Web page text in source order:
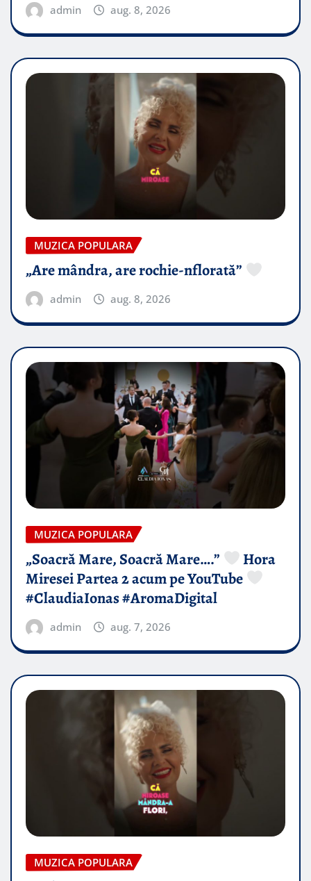
admin aug. 8, 2026
MUZICA POPULARA
„Are mândra, are rochie-nflorată”
admin aug. 8, 2026
MUZICA POPULARA
„Soacră Mare, Soacră Mare….”
Hora
Miresei Partea 2 acum pe YouTube
#ClaudiaIonas #AromaDigital
admin aug. 7, 2026
MUZICA POPULARA